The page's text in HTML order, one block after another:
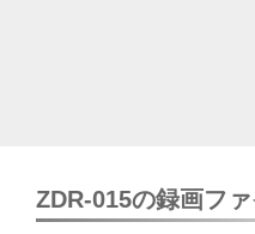
ZDR-015の録画フ